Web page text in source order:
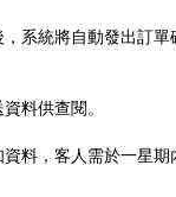
系統將自動發出訂單
料供查閱。
料，客人需於一星期